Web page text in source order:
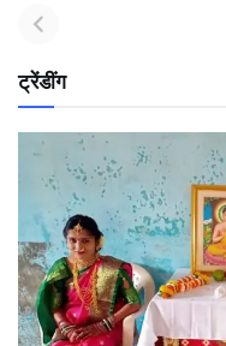
ट्रेंडींग